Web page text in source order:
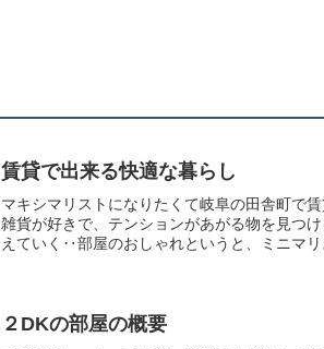
賃貸で出来る快適な暮らし
マキシマリストになりたくて岐阜の田舎町で
雑貨が好きで、テンションがあがる物を見つ
えていく‥部屋のおしゃれというと、ミニマリ
２DKの部屋の概要